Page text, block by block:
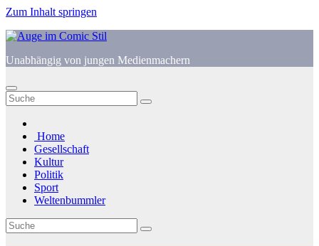
Zum Inhalt springen
Unabhängig von jungen Medienmachern
Home
Gesellschaft
Kultur
Politik
Sport
Weltenbummler